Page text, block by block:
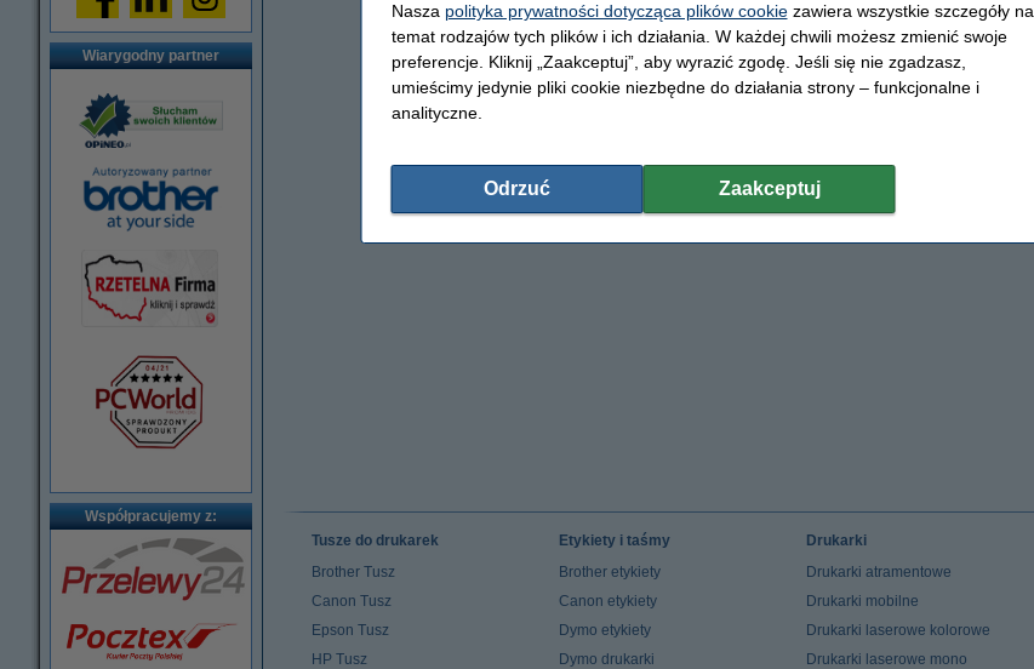
Wiarygodny partner
Współpracujemy z:
Tusze do drukarek
Brother Tusz
Canon Tusz
Epson Tusz
HP Tusz
Etykiety i taśmy
Brother etykiety
Canon etykiety
Dymo etykiety
Dymo drukarki
Drukarki
Drukarki atramentowe
Drukarki mobilne
Drukarki laserowe kolorowe
Drukarki laserowe mono
Nasza polityka prywatności dotycząca plików cookiezawiera wszystkie szczegóły na
temat rodzajów tych plików i ich działania. W każdej chwili możesz zmienić swoje
preferencje. Kliknij „Zaakceptuj”, aby wyrazić zgodę. Jeśli się nie zgadzasz,
umieścimy jedynie pliki cookie niezbędne do działania strony – funkcjonalne i
analityczne.
Odrzuć Zaakceptuj